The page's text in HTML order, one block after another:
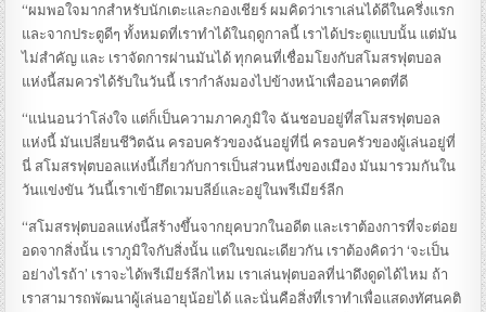
“ผมพอใจมากสำหรับนักเตะและกองเชียร์ ผมคิดว่าเราเล่นได้ดีในครึ่งแรก
และจากประตูดีๆ ทั้งหมดที่เราทำได้ในฤดูกาลนี้ เราได้ประตูแบบนั้น แต่มัน
ไม่สำคัญ และ เราจัดการผ่านมันได้ ทุกคนที่เชื่อมโยงกับสโมสรฟุตบอล
แห่งนี้สมควรได้รับในวันนี้ เรากำลังมองไปข้างหน้าเพื่ออนาคตที่ดี
“แน่นอนว่าโล่งใจ แต่ก็เป็นความภาคภูมิใจ ฉันชอบอยู่ที่สโมสรฟุตบอล
แห่งนี้ มันเปลี่ยนชีวิตฉัน ครอบครัวของฉันอยู่ที่นี่ ครอบครัวของผู้เล่นอยู่ที่
นี่ สโมสรฟุตบอลแห่งนี้เกี่ยวกับการเป็นส่วนหนึ่งของเมือง มันมารวมกันใน
วันแข่งขัน วันนี้เราเข้ายึดเวมบลีย์และอยู่ในพรีเมียร์ลีก
“สโมสรฟุตบอลแห่งนี้สร้างขึ้นจากยุคบวกในอดีต และเราต้องการที่จะต่อย
อดจากสิ่งนั้น เราภูมิใจกับสิ่งนั้น แต่ในขณะเดียวกัน เราต้องคิดว่า ‘จะเป็น
อย่างไรถ้า’ เราจะได้พรีเมียร์ลีกไหม เราเล่นฟุตบอลที่น่าดึงดูดได้ไหม ถ้า
เราสามารถพัฒนาผู้เล่นอายุน้อยได้ และนั่นคือสิ่งที่เราทำเพื่อแสดงทัศนคติ